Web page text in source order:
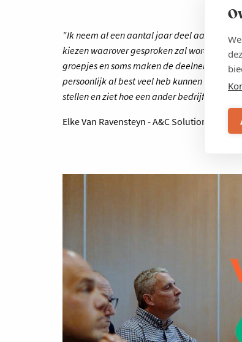
"Ik neem al een aantal jaar deel aan het
kiezen waarover gesproken zal worden.
groepjes en soms maken de deelnemers
persoonlijk al best veel heb kunnen leren.
stellen en ziet hoe een ander bedrijf iets
Elke Van Ravensteyn - A&C Solutions